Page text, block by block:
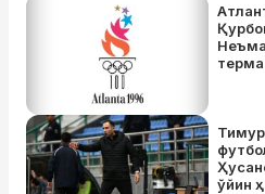
Тимур
ўйин